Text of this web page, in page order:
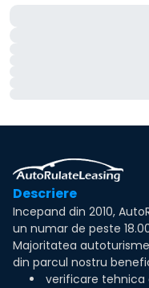
Descriere
Incepand din 2010,
un numar de peste
Majoritatea
din parcul nostru
verificare tehnica